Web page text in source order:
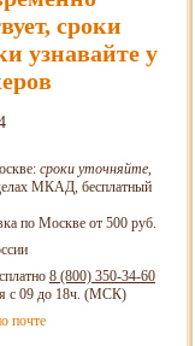
сроки
узнавайте у
сроки уточняйте,
МКАД, бесплатный
по Москве от 500 руб.
8 (800) 350-34-60
с 09 до 18ч. (МСК)
почте